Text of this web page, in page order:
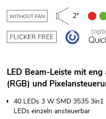
2°
LED Beam-Leiste mit
(RGB) und
40 LEDs 3 W SMD 3535 3in1
LEDs einzeln ansteuerbar